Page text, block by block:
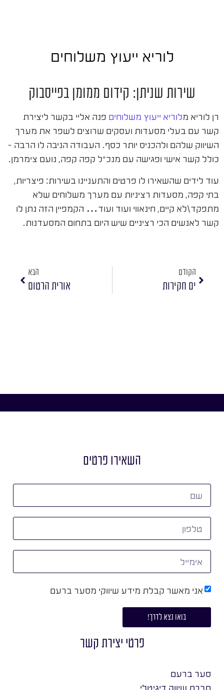
לוריא ייעוץ משלוחים
שירות שניתן: קידום ממומן בפייסבוק
רן לוריא מלוריא ייעוץ משלוחים פנה אליי בקשר ליצירת
קשר עם בעלי מסעדות ועסקים שרוצים לשפר את מערך
השיווק שלהם ולהכניס יותר כסף. העבודה הניבה לו הרבה –
כולל קשר אישי ופגישה עם מנכ"ל קפה קפה, נועם צימרמן.
עוד לידים שהשאירו לו פרטים והתעניינו בשירות: פיצריות,
בתי קפה, מסעדות רציניות עם מערך משלוחים שלא
מתפקד\לא קיים, חינאווי ועוד ועוד… הקמפיין הזה נתן לו
קשר לאנשים הכי רציניים שיש היום בתחום המסעדנות.
הקודם
ים חקירות
הבא
אורית הרטום
השאירו פרטים
אני מאשר קבלת מידע שיווקי מסער ברעם
בואו נצא לדרך!
פרטי יצירת קשר
סער ברעם